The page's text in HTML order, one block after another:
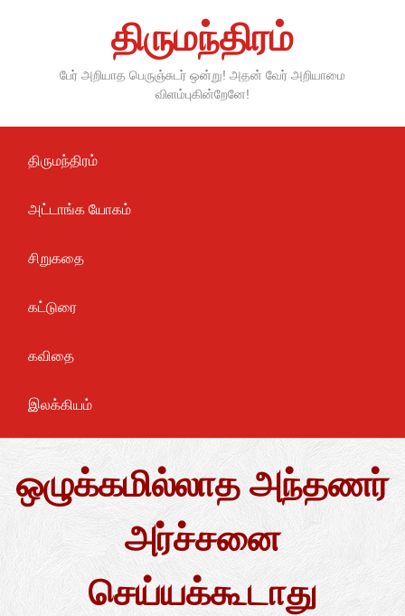
திருமந்திரம்
பேர் அறியாத பெருஞ்சுடர் ஒன்று! அதன் வேர் அறியாமை
விளம்புகின்றேனே!
திருமந்திரம்
அட்டாங்க யோகம்
சிறுகதை
கட்டுரை
கவிதை
இலக்கியம்
ஒழுக்கமில்லாத அந்தணர்
அர்ச்சனை
செய்யக்கூடாது